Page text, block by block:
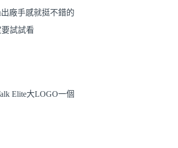
廠手感就挺不錯的
試試看
Elite大LOGO一個